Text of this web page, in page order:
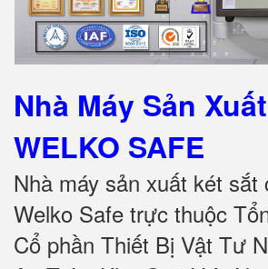
Nhà Máy Sản
WELKO SAFE
Nhà máy sản xuất két sắt
Welko Safe trực thuộc
Cổ phần Thiết Bị Vật Tư